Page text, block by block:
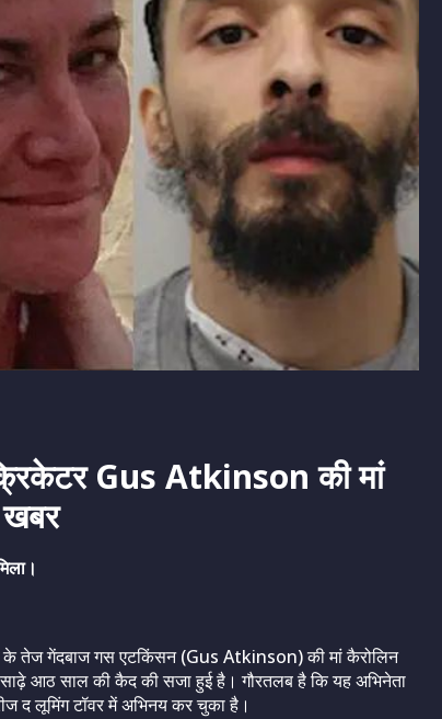
Gus Atkinson की मां
के तेज गेंदबाज गस एटकिंसन (Gus Atkinson) की मां कैरोलिन
साढ़े आठ साल की कैद की सजा हुई है। गौरतलब है कि यह अभिनेता
द लूमिंग टॉवर में अभिनय कर चुका है।